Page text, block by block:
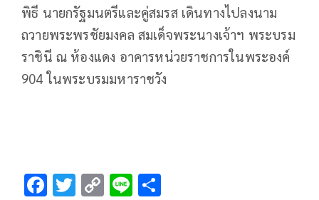
พิธี นายกรัฐมนตรีและคู่สมรส เดินทางไปลงนาม
ถวายพระพรชัยมงคล สมเด็จพระนางเจ้าฯ พระบรม
ราชินี ณ ห้องแดง อาคารหน่วยราชการในพระองค์
904 ในพระบรมมหาราชวัง
F T C Li